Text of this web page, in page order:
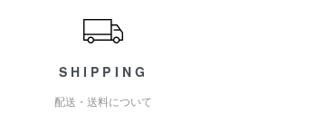
SHIPPING
配送・送料について